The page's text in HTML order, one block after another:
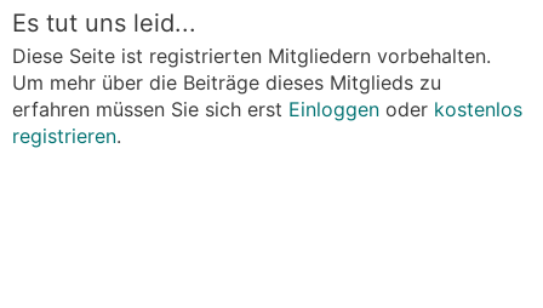
Es tut uns leid...
Diese Seite ist registrierten Mitgliedern vorbehalten.
Um mehr über die Beiträge dieses Mitglieds zu
erfahren müssen Sie sich erst Einloggen oder kostenlos
registrieren.